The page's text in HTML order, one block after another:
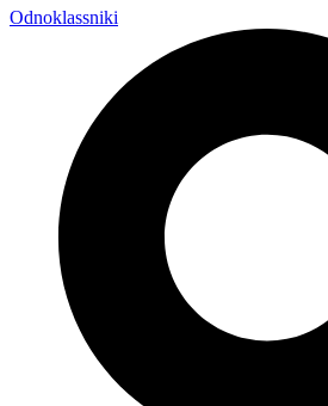
Odnoklassniki